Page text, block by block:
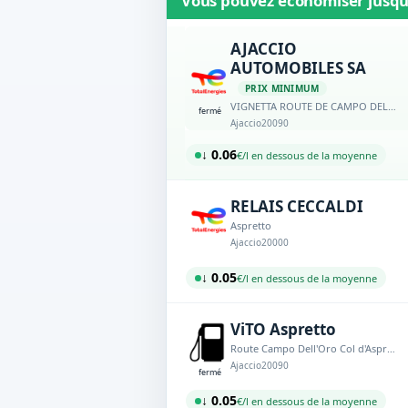
fermé
AJACCIO
AUTOMOBILES SA
PRIX MINIMUM
VIGNETTA ROUTE DE CAMPO DELL ORO BP580
Ajaccio20090
↓ 0.06€/l en dessous de la moyenne
RELAIS CECCALDI
Aspretto
Ajaccio20000
↓ 0.05€/l en dessous de la moyenne
fermé
ViTO Aspretto
Route Campo Dell'Oro Col d'Aspretto
Ajaccio20090
↓ 0.05€/l en dessous de la moyenne